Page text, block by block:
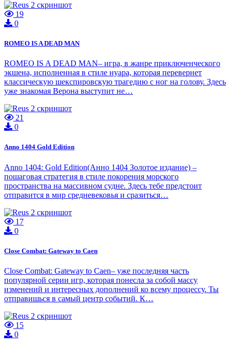
19
0
ROMEO IS A DEAD MAN
ROMEO IS A DEAD MAN– игра, в жанре приключенческого
экшена, исполненная в стиле нуара, которая перевернет
классическую шекспировскую трагедию с ног на голову. Здесь
уже знакомая Верона выступит не…
21
0
Anno 1404 Gold Edition
Anno 1404: Gold Edition(Анно 1404 Золотое издание) –
пошаговая стратегия в стиле покорения морского
пространства на массивном судне. Здесь тебе предстоит
отправится в мир средневековья и сразиться…
17
0
Close Combat: Gateway to Caen
Close Combat: Gateway to Caen– уже последняя часть
популярной серии игр, которая понесла за собой массу
изменений и интересных дополнений ко всему процессу. Ты
отправишься в самый центр событий. К…
15
0